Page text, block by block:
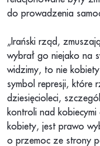
do prowadzenia
„Irański rząd,
wybrał go niejako na
widzimy, to nie
symbol represji, które
dziesięcioleci,
kontroli nad kobiecymi
kobiety, jest prawo
o przemoc ze strony